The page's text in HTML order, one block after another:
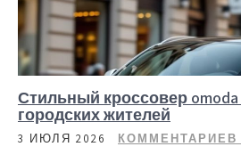
Стильный кроссовер
городских жителей
3 ИЮЛЯ 2026 КОММЕНТАРИЕВ